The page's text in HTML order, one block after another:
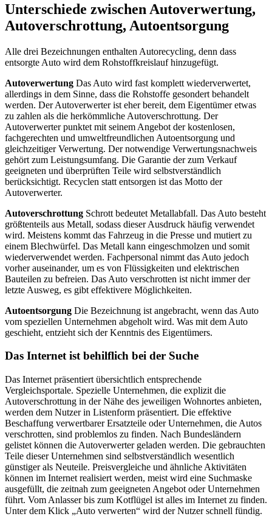
Unterschiede zwischen Autoverwertung,
Autoverschrottung, Autoentsorgung
Alle drei Bezeichnungen enthalten Autorecycling, denn dass
entsorgte Auto wird dem Rohstoffkreislauf hinzugefügt.
Autoverwertung Das Auto wird fast komplett wiederverwertet,
allerdings in dem Sinne, dass die Rohstoffe gesondert behandelt
werden. Der Autoverwerter ist eher bereit, dem Eigentümer etwas
zu zahlen als die herkömmliche Autoverschrottung. Der
Autoverwerter punktet mit seinem Angebot der kostenlosen,
fachgerechten und umweltfreundlichen Autoentsorgung und
gleichzeitiger Verwertung. Der notwendige Verwertungsnachweis
gehört zum Leistungsumfang. Die Garantie der zum Verkauf
geeigneten und überprüften Teile wird selbstverständlich
berücksichtigt. Recyclen statt entsorgen ist das Motto der
Autoverwerter.
Autoverschrottung Schrott bedeutet Metallabfall. Das Auto besteht
größtenteils aus Metall, sodass dieser Ausdruck häufig verwendet
wird. Meistens kommt das Fahrzeug in die Presse und mutiert zu
einem Blechwürfel. Das Metall kann eingeschmolzen und somit
wiederverwendet werden. Fachpersonal nimmt das Auto jedoch
vorher auseinander, um es von Flüssigkeiten und elektrischen
Bauteilen zu befreien. Das Auto verschrotten ist nicht immer der
letzte Ausweg, es gibt effektivere Möglichkeiten.
Autoentsorgung Die Bezeichnung ist angebracht, wenn das Auto
vom speziellen Unternehmen abgeholt wird. Was mit dem Auto
geschieht, entzieht sich der Kenntnis des Eigentümers.
Das Internet ist behilflich bei der Suche
Das Internet präsentiert übersichtlich entsprechende
Vergleichsportale. Spezielle Unternehmen, die explizit die
Autoverschrottung in der Nähe des jeweiligen Wohnortes anbieten,
werden dem Nutzer in Listenform präsentiert. Die effektive
Beschaffung verwertbarer Ersatzteile oder Unternehmen, die Autos
verschrotten, sind problemlos zu finden. Nach Bundesländern
gelistet können die Autoverwerter geladen werden. Die gebrauchten
Teile dieser Unternehmen sind selbstverständlich wesentlich
günstiger als Neuteile. Preisvergleiche und ähnliche Aktivitäten
können im Internet realisiert werden, meist wird eine Suchmaske
ausgefüllt, die zeitnah zum geeigneten Angebot oder Unternehmen
führt. Vom Anlasser bis zum Kotflügel ist alles im Internet zu finden.
Unter dem Klick „Auto verwerten“ wird der Nutzer schnell fündig.